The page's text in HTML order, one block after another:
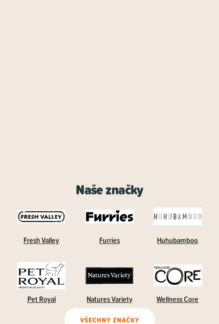
Naše značky
Fresh Valley Furries Huhubamboo
Pet Royal Natures Variety Wellness Core
VŠECHNY ZNAČKY